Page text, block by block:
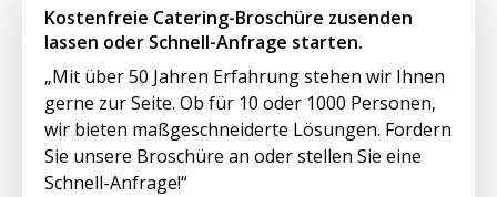
Kostenfreie Catering-Broschüre zusenden
lassen oder Schnell-Anfrage starten.
„Mit über 50 Jahren Erfahrung stehen wir Ihnen
gerne zur Seite. Ob für 10 oder 1000 Personen,
wir bieten maßgeschneiderte Lösungen. Fordern
Sie unsere Broschüre an oder stellen Sie eine
Schnell-Anfrage!“